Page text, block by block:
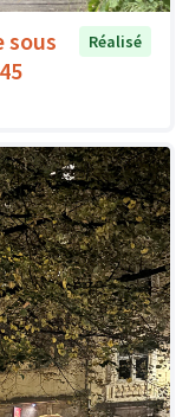
sous
Réalisé